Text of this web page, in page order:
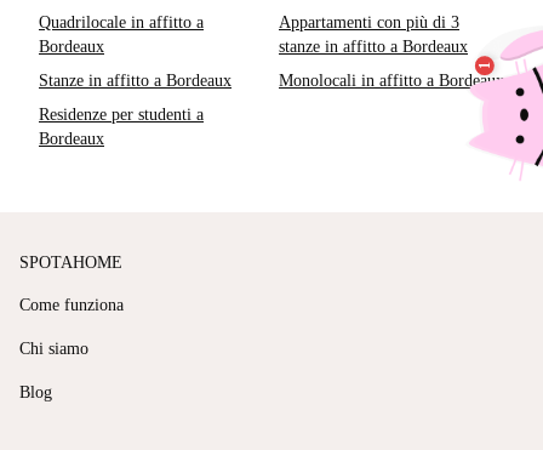
Quadrilocale in affitto a
Bordeaux
Appartamenti con più di 3
stanze in affitto a Bordeaux
Stanze in affitto a Bordeaux
Monolocali in affitto a Bordeaux
Residenze per studenti a
Bordeaux
SPOTAHOME
Come funziona
Chi siamo
Blog